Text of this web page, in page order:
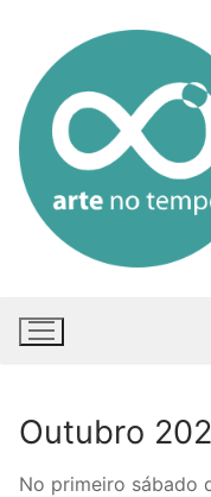
conteúdo
Outubro
No primeiro sábado